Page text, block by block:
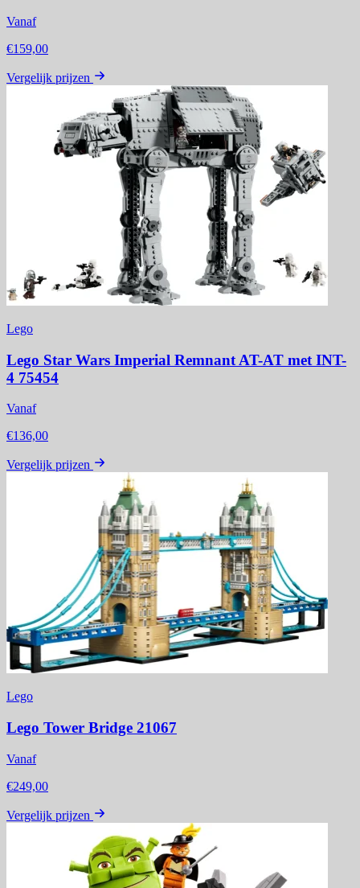
Vanaf
€159,00
Vergelijk prijzen
Lego
Lego Star Wars Imperial Remnant AT-AT met INT-
4 75454
Vanaf
€136,00
Vergelijk prijzen
Lego
Lego Tower Bridge 21067
Vanaf
€249,00
Vergelijk prijzen